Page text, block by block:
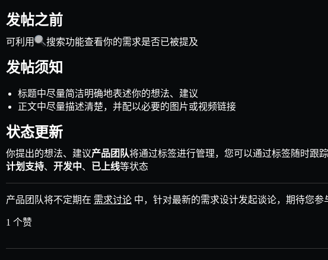
发帖之前
可利用 搜索功能查看你的需求是否已被提及
发帖须知
标题中尽量简洁明确地表述你的想法、建议
正文中尽量描述清楚，并配以必要的图片或视频链接
状态更新
你提出的想法、建议产品团队将通过标签进行管理，您可以通过标签随时跟
计划支持、 开发中、 已上线等状态
产品团队将不定期在 需求讨论 中，针对最新的需求设计发起谈论，期待您参
1 个赞